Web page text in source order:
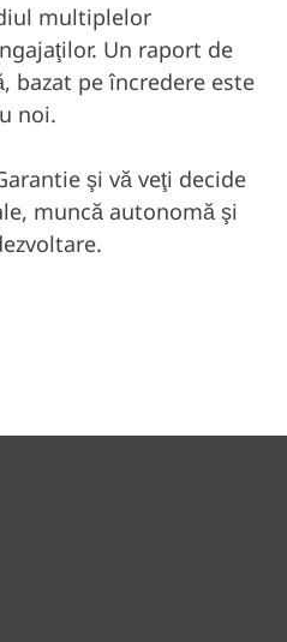
multiplelor
Un raport de
bazat pe încredere este
noi.
şi vă veţi decide
muncă autonomă şi